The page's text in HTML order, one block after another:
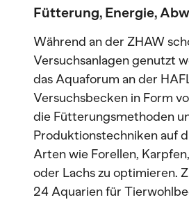
Fütterung, Energie,
Während an der ZHAW
Versuchsanlagen genutzt
das Aquaforum an der
Versuchsbecken in Form
die Fütterungsmethoden
Produktionstechniken auf
Arten wie Forellen,
oder Lachs zu optimieren.
24 Aquarien für